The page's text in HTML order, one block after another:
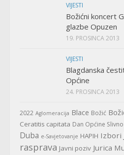
VIJESTI
Božićni koncert
glazbe Opuzen
19. PROSINCA 2013
VIJESTI
Blagdanska
Općine
24. PROSINCA 2013
2022 Aglomeracija Blace Božić
Ceratitis capitata Dan Općine Slivno
Duba e-Savjetovanje HAPIH Izbori
rasprava Javni poziv Jurica